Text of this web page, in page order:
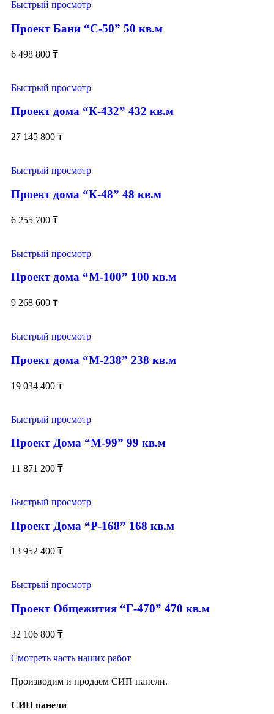
Быстрый просмотр
Проект Бани “С-50” 50 кв.м
6 498 800 ₸
Быстрый просмотр
Проект дома “К-432” 432 кв.м
27 145 800 ₸
Быстрый просмотр
Проект дома “К-48” 48 кв.м
6 255 700 ₸
Быстрый просмотр
Проект дома “М-100” 100 кв.м
9 268 600 ₸
Быстрый просмотр
Проект дома “М-238” 238 кв.м
19 034 400 ₸
Быстрый просмотр
Проект Дома “М-99” 99 кв.м
11 871 200 ₸
Быстрый просмотр
Проект Дома “Р-168” 168 кв.м
13 952 400 ₸
Быстрый просмотр
Проект Общежития “Г-470” 470 кв.м
32 106 800 ₸
Смотреть часть наших работ
Производим и продаем СИП панели.
СИП панели